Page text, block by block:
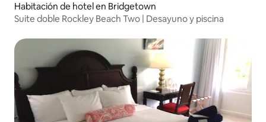
Habitación de hotel en Bridgetown
Suite doble Rockley Beach Two | Desayuno y piscina